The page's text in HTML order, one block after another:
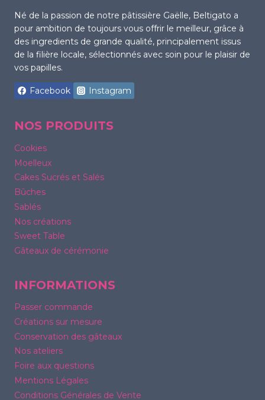
Né de la passion de notre pâtissière Gaëlle, Beltigato a
pour ambition de toujours vous offrir le meilleur, grâce à
des ingredients de grande qualité, principalement issus
de la filière locale, sélectionnés avec soin pour le plaisir de
vos papilles.
Facebook Instagram
NOS PRODUITS
Cookies
Moelleux
Cakes Sucrés et Salés
Bûches
Sablés
Nos créations
Sweet Table
Gâteaux de cérémonie
INFORMATIONS
Passer commande
Créations sur mesure
Conservation des gâteaux
Nos ateliers
Foire aux questions
Mentions Légales
Conditions Générales de Vente